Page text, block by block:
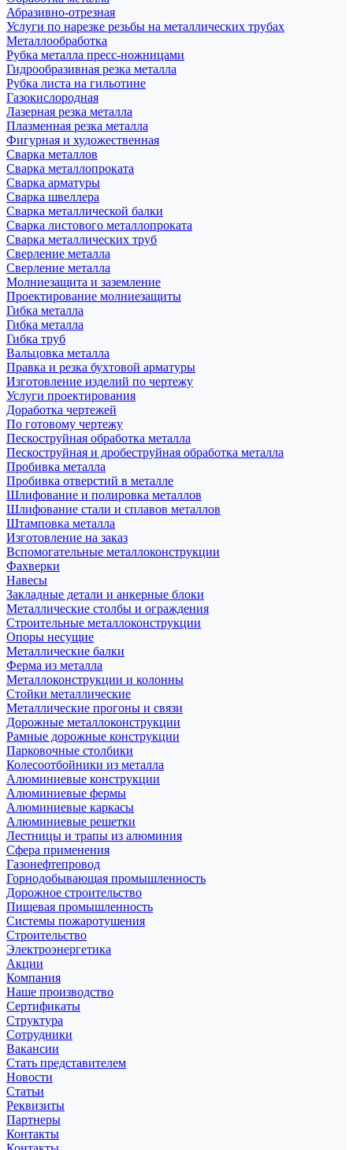
Абразивно-отрезная
Услуги по нарезке резьбы на металлических трубах
Металлообработка
Рубка металла пресс-ножницами
Гидрообразивная резка металла
Рубка листа на гильотине
Газокислородная
Лазерная резка металла
Плазменная резка металла
Фигурная и художественная
Сварка металлов
Сварка металлопроката
Сварка арматуры
Сварка швеллера
Сварка металлической балки
Сварка листового металлопроката
Сварка металлических труб
Сверление металла
Сверление металла
Молниезащита и заземление
Проектирование молниезащиты
Гибка металла
Гибка металла
Гибка труб
Вальцовка металла
Правка и резка бухтовой арматуры
Изготовление изделий по чертежу
Услуги проектирования
Доработка чертежей
По готовому чертежу
Пескоструйная обработка металла
Пескоструйная и дробеструйная обработка металла
Пробивка металла
Пробивка отверстий в металле
Шлифование и полировка металлов
Шлифование стали и сплавов металлов
Штамповка металла
Изготовление на заказ
Вспомогательные металлоконструкции
Фахверки
Навесы
Закладные детали и анкерные блоки
Металлические столбы и ограждения
Строительные металлоконструкции
Опоры несущие
Металлические балки
Ферма из металла
Металлоконструкции и колонны
Стойки металлические
Металлические прогоны и связи
Дорожные металлоконструкции
Рамные дорожные конструкции
Парковочные столбики
Колесоотбойники из металла
Алюминиевые конструкции
Алюминиевые фермы
Алюминиевые каркасы
Алюминиевые решетки
Лестницы и трапы из алюминия
Сфера применения
Газонефтепровод
Горнодобывающая промышленность
Дорожное строительство
Пищевая промышленность
Системы пожаротушения
Строительство
Электроэнергетика
Акции
Компания
Наше производство
Сертификаты
Структура
Сотрудники
Вакансии
Стать представителем
Новости
Статьи
Реквизиты
Партнеры
Контакты